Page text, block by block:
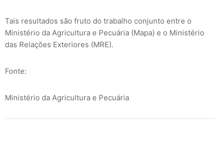
Tais resultados são fruto do trabalho conjunto entre o
Ministério da Agricultura e Pecuária (Mapa) e o Ministério
das Relações Exteriores (MRE).
Fonte:
Ministério da Agricultura e Pecuária